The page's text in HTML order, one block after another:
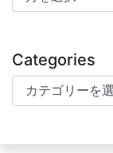
Categories
Categories